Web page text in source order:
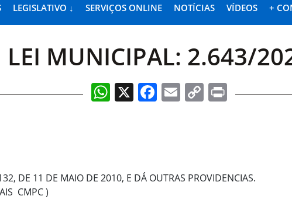
LEGISLATIVO ↓ SERVIÇOS ONLINE NOTÍCIAS VÍDEOS +
LEI MUNICIPAL: 2.643/
WhatsApp
X Facebook
EmailCopyPrint
DE 11 DE MAIO DE 2010, E DÁ OUTRAS PROVIDENCIAS.
 CMPC )